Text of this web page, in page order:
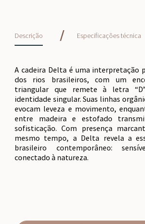
Descrição / Especificações técnica
A cadeira Delta é uma interpretação
dos rios brasileiros, com um
triangular que remete à letra
identidade singular. Suas linhas
evocam leveza e movimento,
entre madeira e estofado
sofisticação. Com presença
mesmo tempo, a Delta revela a
brasileiro contemporâneo:
conectado à natureza.